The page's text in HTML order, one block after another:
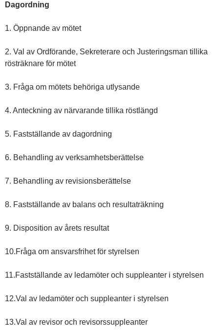
Dagordning
1. Öppnande av mötet
2. Val av Ordförande, Sekreterare och Justeringsman tillika
rösträknare för mötet
3. Fråga om mötets behöriga utlysande
4. Anteckning av närvarande tillika röstlängd
5. Fastställande av dagordning
6. Behandling av verksamhetsberättelse
7. Behandling av revisionsberättelse
8. Fastställande av balans och resultaträkning
9. Disposition av årets resultat
10.Fråga om ansvarsfrihet för styrelsen
11.Fastställande av ledamöter och suppleanter i styrelsen
12.Val av ledamöter och suppleanter i styrelsen
13.Val av revisor och revisorssuppleanter